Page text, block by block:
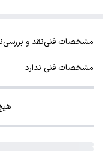
مشخصات فنینقد و بررسی
مشخصات فنی ندارد